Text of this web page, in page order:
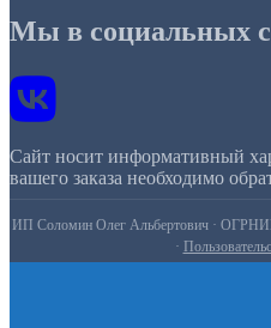
Мы в социальных
Сайт носит информативный
вашего заказа необходимо
ИП Соломин Олег Альбертович ·
·